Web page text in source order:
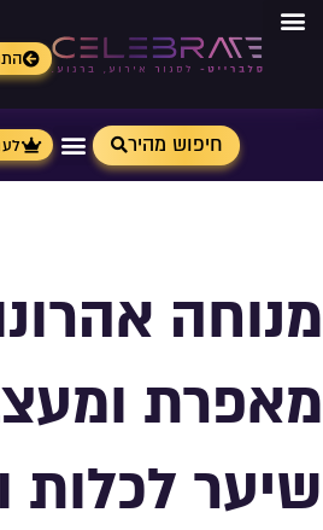
חיפוש מהיר
מנוחה
מאפרת
שיער לכלות